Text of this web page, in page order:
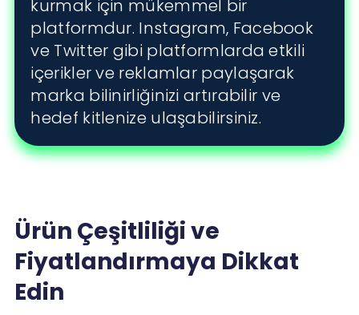
kurmak için mükemmel bir
platformdur. Instagram, Facebook
ve Twitter gibi platformlarda etkili
içerikler ve reklamlar paylaşarak
marka bilinirliğinizi artırabilir ve
hedef kitlenize ulaşabilirsiniz.
Ürün Çeşitliliği ve
Fiyatlandırmaya Dikkat
Edin